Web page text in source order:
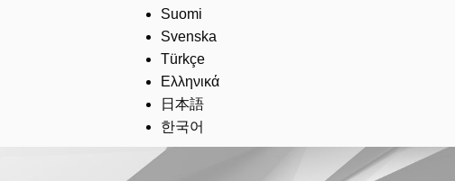
Suomi
Svenska
Türkçe
Ελληνικά
日本語
한국어